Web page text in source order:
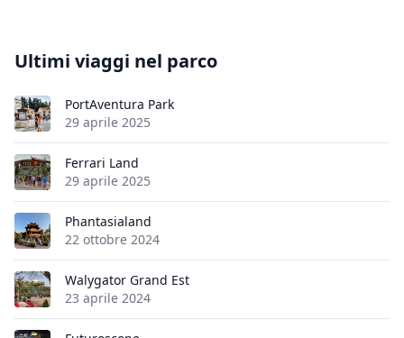
Ultimi viaggi nel parco
PortAventura Park
29 aprile 2025
Ferrari Land
29 aprile 2025
Phantasialand
22 ottobre 2024
Walygator Grand Est
23 aprile 2024